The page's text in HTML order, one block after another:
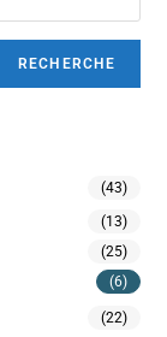
RECHERCHE
(43)
(13)
(25)
(6)
(22)